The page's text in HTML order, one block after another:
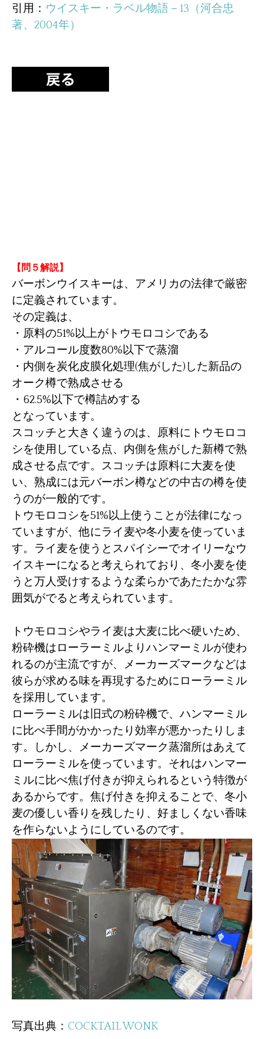
引用： ウイスキー・ラベル物語－13（河合忠
著、2004年）
【問５解説】
バーボンウイスキーは、アメリカの法律で厳密
に定義されています。
その定義は、
・原料の51%以上がトウモロコシである
・アルコール度数80%以下で蒸溜
・内側を炭化皮膜化処理(焦がした)した新品の
オーク樽で熟成させる
・62.5%以下で樽詰めする
となっています。
スコッチと大きく違うのは、原料にトウモロコ
シを使用している点、内側を焦がした新樽で熟
成させる点です。スコッチは原料に大麦を使
い、熟成には元バーボン樽などの中古の樽を使
うのが一般的です。
トウモロコシを51%以上使うことが法律になっ
ていますが、他にライ麦や冬小麦を使っていま
す。ライ麦を使うとスパイシーでオイリーなウ
イスキーになると考えられており、冬小麦を使
うと万人受けするような柔らかであたたかな雰
囲気がでると考えられています。
トウモロコシやライ麦は大麦に比べ硬いため、
粉砕機はローラーミルよりハンマーミルが使わ
れるのが主流ですが、メーカーズマークなどは
彼らが求める味を再現するためにローラーミル
を採用しています。
ローラーミルは旧式の粉砕機で、ハンマーミル
に比べ手間がかかったり効率が悪かったりしま
す。しかし、メーカーズマーク蒸溜所はあえて
ローラーミルを使っています。それはハンマー
ミルに比べ焦げ付きが抑えられるという特徴が
あるからです。焦げ付きを抑えることで、冬小
麦の優しい香りを残したり、好ましくない香味
を作らないようにしているのです。
写真出典： COCKTAIL WONK